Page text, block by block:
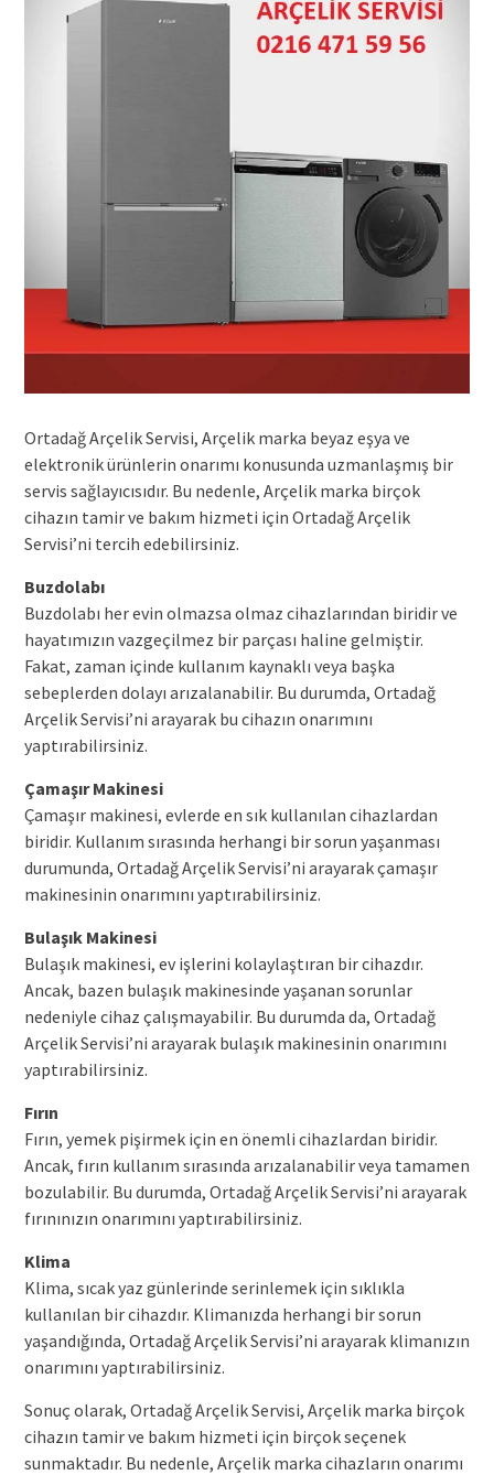
Ortadağ Arçelik Servisi, Arçelik marka beyaz eşya ve
elektronik ürünlerin onarımı konusunda uzmanlaşmış bir
servis sağlayıcısıdır. Bu nedenle, Arçelik marka birçok
cihazın tamir ve bakım hizmeti için Ortadağ Arçelik
Servisi’ni tercih edebilirsiniz.
Buzdolabı
Buzdolabı her evin olmazsa olmaz cihazlarından biridir ve
hayatımızın vazgeçilmez bir parçası haline gelmiştir.
Fakat, zaman içinde kullanım kaynaklı veya başka
sebeplerden dolayı arızalanabilir. Bu durumda, Ortadağ
Arçelik Servisi’ni arayarak bu cihazın onarımını
yaptırabilirsiniz.
Çamaşır Makinesi
Çamaşır makinesi, evlerde en sık kullanılan cihazlardan
biridir. Kullanım sırasında herhangi bir sorun yaşanması
durumunda, Ortadağ Arçelik Servisi’ni arayarak çamaşır
makinesinin onarımını yaptırabilirsiniz.
Bulaşık Makinesi
Bulaşık makinesi, ev işlerini kolaylaştıran bir cihazdır.
Ancak, bazen bulaşık makinesinde yaşanan sorunlar
nedeniyle cihaz çalışmayabilir. Bu durumda da, Ortadağ
Arçelik Servisi’ni arayarak bulaşık makinesinin onarımını
yaptırabilirsiniz.
Fırın
Fırın, yemek pişirmek için en önemli cihazlardan biridir.
Ancak, fırın kullanım sırasında arızalanabilir veya tamamen
bozulabilir. Bu durumda, Ortadağ Arçelik Servisi’ni arayarak
fırınınızın onarımını yaptırabilirsiniz.
Klima
Klima, sıcak yaz günlerinde serinlemek için sıklıkla
kullanılan bir cihazdır. Klimanızda herhangi bir sorun
yaşandığında, Ortadağ Arçelik Servisi’ni arayarak klimanızın
onarımını yaptırabilirsiniz.
Sonuç olarak, Ortadağ Arçelik Servisi, Arçelik marka birçok
cihazın tamir ve bakım hizmeti için birçok seçenek
sunmaktadır. Bu nedenle, Arçelik marka cihazların onarımı